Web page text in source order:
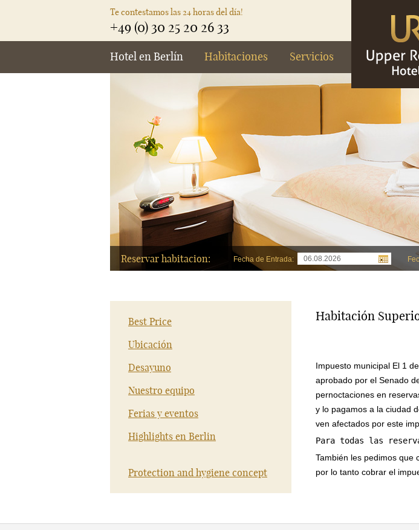
Te contestamos las 24 horas del día!
+49 (0) 30 25 20 26 33
Hotel en Berlín Habitaciones Servicios
Reservar habitacion: Fecha de Entrada:
Best Price
Ubicación
Desayuno
Nuestro equipo
Ferias y eventos
Highlights en Berlin
Protection and hygiene concept
Habitación
Impuesto municipal El 1
aprobado por el Senado
pernoctaciones en
y lo pagamos a la ciudad
ven afectados por este
Para todas las
También les pedimos que
por lo tanto cobrar el